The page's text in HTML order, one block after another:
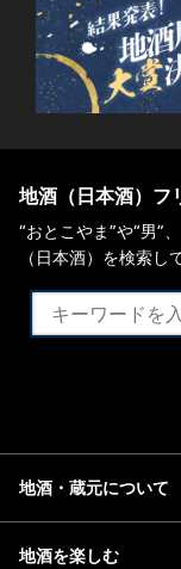
地酒（日本酒）フ
“おとこやま”や“男”
（日本酒）を検索し
地酒・蔵元について
地酒を楽しむ